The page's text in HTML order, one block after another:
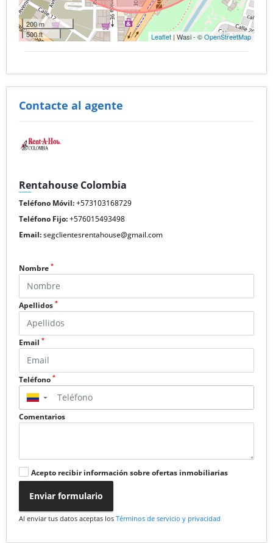
200 m
500 ft
Leaflet | Wasi - ©OpenStreetMap
Contacte al agente
Rentahouse Colombia
Teléfono Móvil:+573103168729
Teléfono Fijo:+576015493498
Email:segclientesrentahouse@gmail.com
Nombre *
Apellidos *
Email *
Teléfono *
▼
Comentarios
Acepto recibir información sobre ofertas inmobiliarias
Enviar formulario
Al enviar tus datos aceptas los Términos de servicio y privacidad